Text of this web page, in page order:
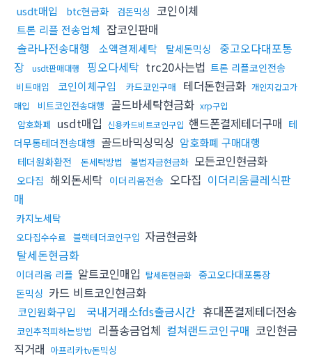
usdt매입
btc현금화 검돈믹싱 코인이체
트론 리플 전송업체 잡코인판매
솔라나전송대행
소액결제세탁 탈세돈믹싱
중고오다대포통
장
usdt판매대행 핑오다세탁 trc20사는법 트론 리플코인전송
비트매입 코인이체구입 카드코인구매 테더돈현금화 개인지갑고가
매입
비트코인전송대행 골드바세탁현금화 xrp구입
암호화폐 usdt매입 신용카드비트코인구입 핸드폰결제테더구매 테
더무통테더전송대행 골드바믹싱믹싱 암호화폐 구매대행
테더원화환전 돈세탁방법 불법자금현금화 모든코인현금화
오다집 해외돈세탁 이더리움전송 오다집 이더리움클레식판
매
카지노세탁
오다집수수료 블랙테더코인구입 자금현금화
탈세돈현금화
이더리움 리플 알트코인매입 탈세돈현금화 중고오다대포통장
돈믹싱 카드 비트코인현금화
코인원화구입 국내거래소fds출금시간 휴대폰결제테더전송
코인추적피하는방법 리플송금업체 컬쳐랜드코인구매 코인현금
직거래 아프리카tv돈믹싱